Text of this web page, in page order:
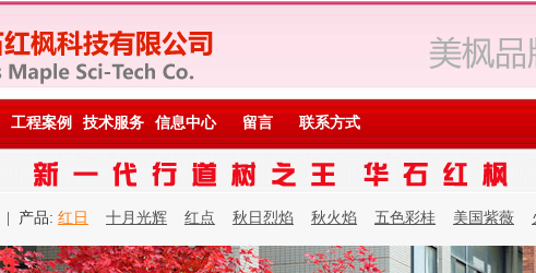
工程案例 技术服务 信息中心 留言 联系方式
| 产品: 红日 十月光辉 红点 秋日烈焰 秋火焰 五色彩桂 美国紫薇